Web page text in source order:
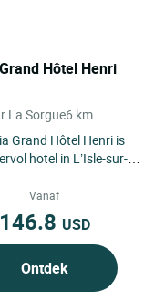
Hôtel Henri
La Sorgue6 km
Grand Hôtel Henri is
hotel in L’Isle-sur-la-
Côte...
Vanaf
146.8 USD
Ontdek